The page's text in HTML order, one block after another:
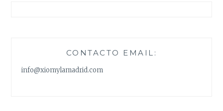
CONTACTO EMAIL:
info@xiomylamadrid.com